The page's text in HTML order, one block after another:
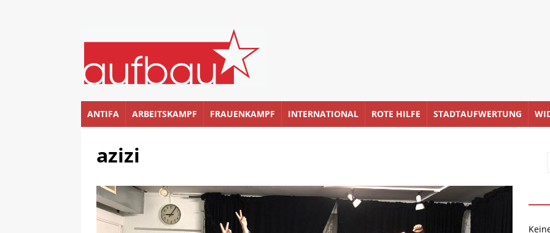
ANTIFA ARBEITSKAMPF FRAUENKAMPF INTERNATIONAL ROTE HILFE STADTAUFWERTUNG
azizi